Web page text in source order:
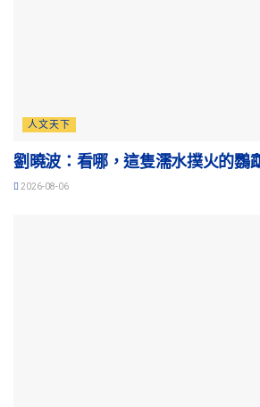
人文天下
劉曉波：看哪，這隻濡水撲火的鸚
2026-08-06